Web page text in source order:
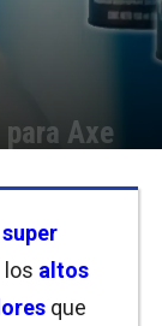
Axe
super
los altos
que